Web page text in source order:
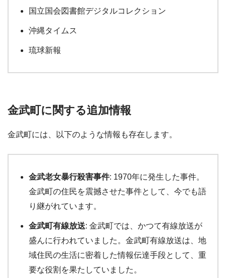
国立国会図書館デジタルコレクション
沖縄タイムス
琉球新報
金武町に関する追加情報
金武町には、以下のような情報も存在します。
金武老女暴行殺害事件: 1970年に発生した事件。
金武町の住民を震撼させた事件として、今でも語
り継がれています。
金武町有線放送: 金武町では、かつて有線放送が
盛んに行われていました。金武町有線放送は、地
域住民の生活に密着した情報伝達手段として、重
要な役割を果たしていました。